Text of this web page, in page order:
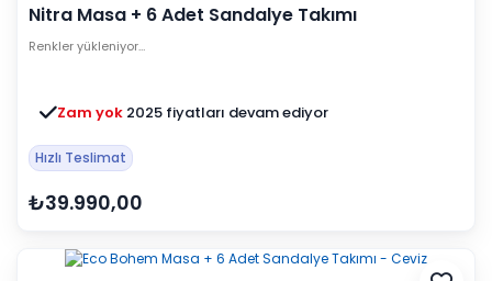
Nitra Masa + 6 Adet Sandalye Takımı
Renkler yükleniyor…
Zam yok 2025 fiyatları devam ediyor
Hızlı Teslimat
₺39.990,00